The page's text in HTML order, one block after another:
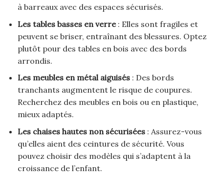
à barreaux avec des espaces sécurisés.
Les tables basses en verre: Elles sont fragiles et
peuvent se briser, entraînant des blessures. Optez
plutôt pour des tables en bois avec des bords
arrondis.
Les meubles en métal aiguisés: Des bords
tranchants augmentent le risque de coupures.
Recherchez des meubles en bois ou en plastique,
mieux adaptés.
Les chaises hautes non sécurisées: Assurez-vous
qu’elles aient des ceintures de sécurité. Vous
pouvez choisir des modèles qui s’adaptent à la
croissance de l’enfant.